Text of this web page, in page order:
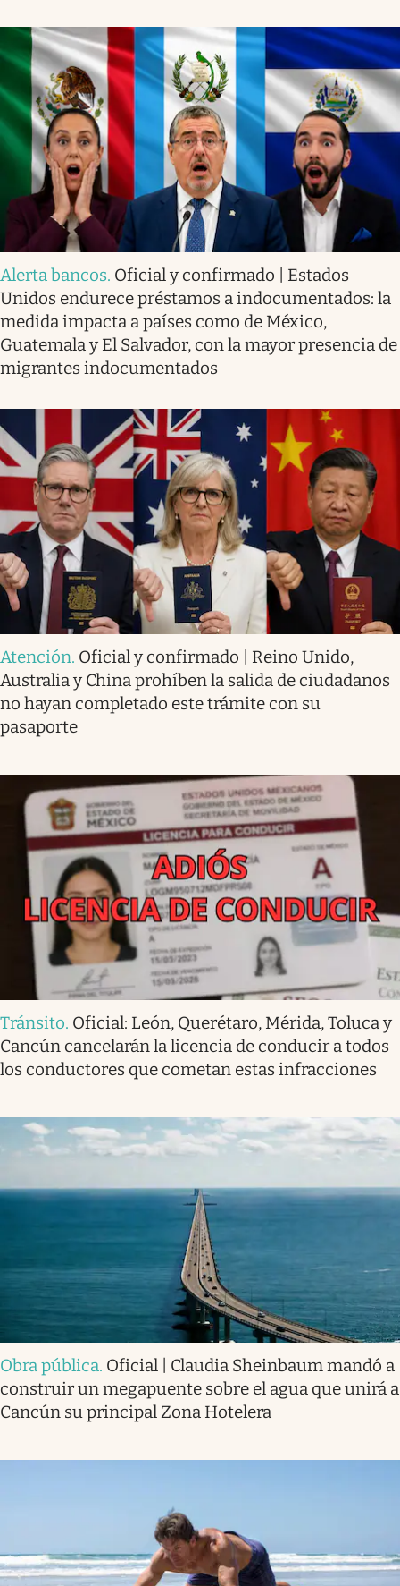
Alerta bancos. Oficial y confirmado | Estados
Unidos endurece préstamos a indocumentados: la
medida impacta a países como de México,
Guatemala y El Salvador, con la mayor presencia de
migrantes indocumentados
Atención. Oficial y confirmado | Reino Unido,
Australia y China prohíben la salida de ciudadanos
no hayan completado este trámite con su
pasaporte
Tránsito. Oficial: León, Querétaro, Mérida, Toluca y
Cancún cancelarán la licencia de conducir a todos
los conductores que cometan estas infracciones
Obra pública. Oficial | Claudia Sheinbaum mandó a
construir un megapuente sobre el agua que unirá a
Cancún su principal Zona Hotelera